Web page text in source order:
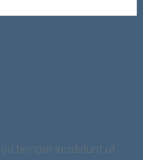
tempor incididunt ut